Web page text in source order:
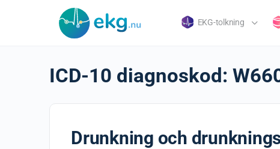
EKG-tolkning
ICD-10 diagnoskod:
Drunkning och